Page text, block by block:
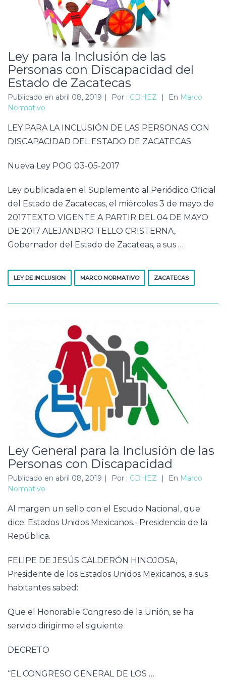
Ley para la Inclusión de las
Personas con Discapacidad del
Estado de Zacatecas
Publicado en abril 08, 2019 Por : CDHEZ En Marco
Normativo
LEY PARA LA INCLUSIÓN DE LAS PERSONAS CON
DISCAPACIDAD DEL ESTADO DE ZACATECAS
Nueva Ley POG 03-05-2017
Ley publicada en el Suplemento al Periódico Oficial
del Estado de Zacatecas, el miércoles 3 de mayo de
2017TEXTO VIGENTE A PARTIR DEL 04 DE MAYO
DE 2017 ALEJANDRO TELLO CRISTERNA,
Gobernador del Estado de Zacateas, a sus …
LEY DE INCLUSION MARCO NORMATIVO ZACATECAS
Ley General para la Inclusión de las
Personas con Discapacidad
Publicado en abril 08, 2019 | Por : CDHEZ | En Marco
Normativo
Al margen un sello con el Escudo Nacional, que
dice: Estados Unidos Mexicanos.- Presidencia de la
República.
FELIPE DE JESÚS CALDERÓN HINOJOSA,
Presidente de los Estados Unidos Mexicanos, a sus
habitantes sabed:
Que el Honorable Congreso de la Unión, se ha
servido dirigirme el siguiente
DECRETO
“EL CONGRESO GENERAL DE LOS …